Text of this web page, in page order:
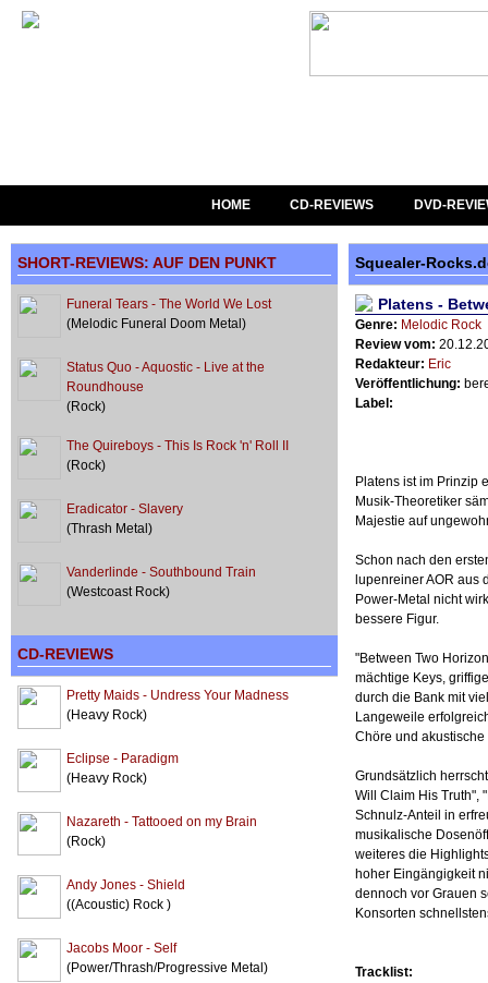
HOME CD-REVIEWS DVD-
Squealer-
Platens -
Genre: Melodic Rock
Review vom:
Redakteur: Eric
Veröffentlichung:
Label:
Platens ist im Prinzip
Musik-Theoretiker
Majestie auf
Schon nach den
lupenreiner AOR aus
Power-Metal nicht
bessere Figur.
"Between Two
mächtige Keys,
durch die Bank mit
Langeweile
Chöre und akustische
Grundsätzlich
Will Claim His Truth",
Schnulz-Anteil in
musikalische
weiteres die
hoher Eingängigkeit
dennoch vor Grauen
Konsorten
Tracklist:
SHORT-REVIEWS: AUF DEN PUNKT
Funeral Tears - The World We Lost
(Melodic Funeral Doom Metal)
Status Quo - Aquostic - Live at the
Roundhouse
(Rock)
The Quireboys - This Is Rock 'n' Roll II
(Rock)
Eradicator - Slavery
(Thrash Metal)
Vanderlinde - Southbound Train
(Westcoast Rock)
CD-REVIEWS
Pretty Maids - Undress Your Madness
(Heavy Rock)
Eclipse - Paradigm
(Heavy Rock)
Nazareth - Tattooed on my Brain
(Rock)
Andy Jones - Shield
((Acoustic) Rock )
Jacobs Moor - Self
(Power/Thrash/Progressive Metal)